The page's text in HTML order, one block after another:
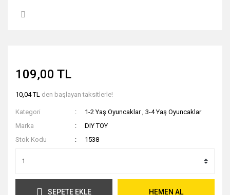
109,00 TL
10,04 TL den başlayan taksitlerle!
Kategori 1-2 Yaş Oyuncaklar ,3-4 Yaş Oyuncaklar
Marka
DIY TOY
Stok Kodu
1538
SEPETE EKLE HEMEN AL